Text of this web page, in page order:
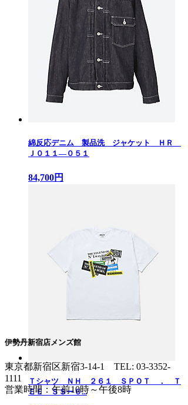
綿反応デニム 製品洗 ジャケット ＨＲ
Ｊ０１１—０５１
84,700円
Ｔシャツ ＮＨ ２６１ ＳＰＯＴ ． Ｔ
ＥＥ ＳＳー６...
伊勢丹新宿店メンズ館
東京都新宿区新宿3-14-1 TEL: 03-3352-
1111
営業時間：午前10時～午後8時